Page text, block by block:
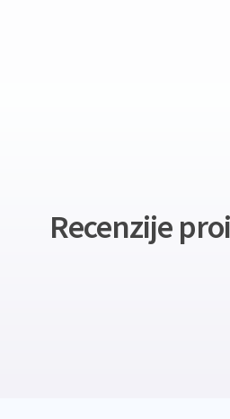
Recenzije